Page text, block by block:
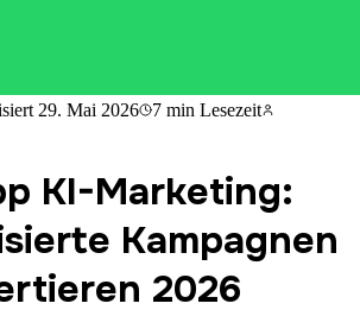
29. Mai 2026 7 min Lesezeit
KI-Marketing:
Kampagnen
2026